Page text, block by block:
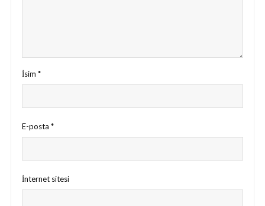
İsim *
E-posta *
İnternet sitesi